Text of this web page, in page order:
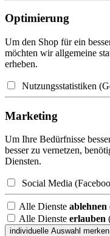
Optimierung
Um den Shop für ein
möchten wir allgemeine
erheben.
Nutzungsstatistiken
Marketing
Um Ihre Bedürfnisse
besser zu vernetzen,
Diensten.
Social Media
Alle Dienste ablehnen
Alle Dienste erlauben